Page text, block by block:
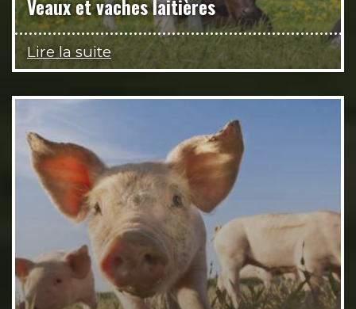
Veaux et vaches laitières
Lire la suite